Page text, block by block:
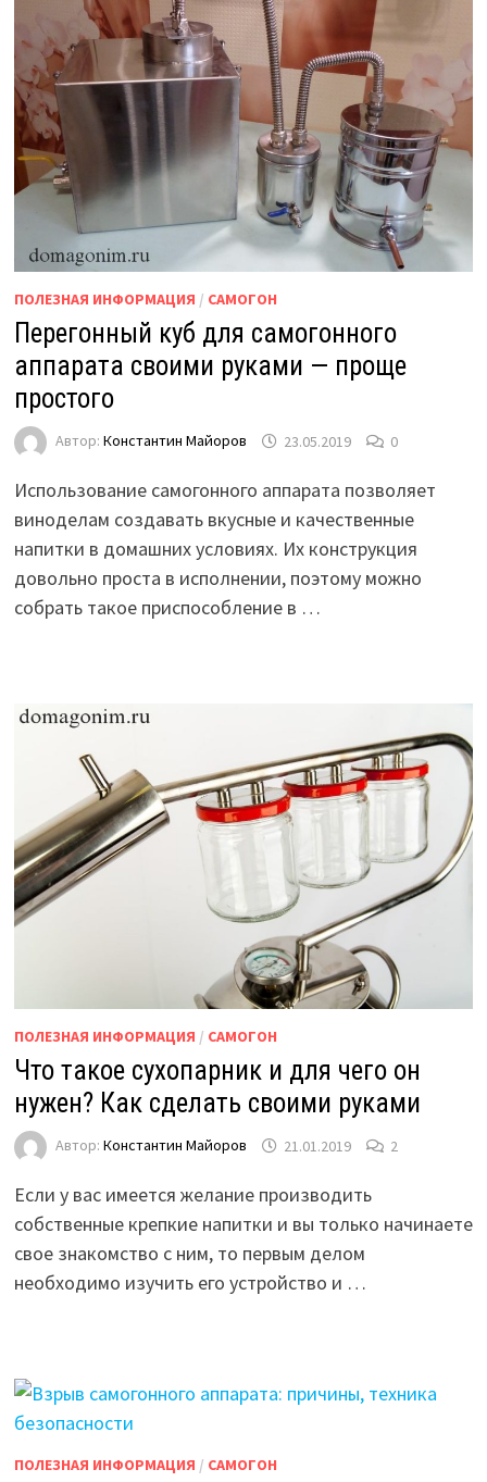
ПОЛЕЗНАЯ ИНФОРМАЦИЯ / САМОГОН
Перегонный куб для самогонного
аппарата своими руками — проще
простого
Автор: Константин Майоров 23.05.2019 0
Использование самогонного аппарата позволяет
виноделам создавать вкусные и качественные
напитки в домашних условиях. Их конструкция
довольно проста в исполнении, поэтому можно
собрать такое приспособление в …
ПОЛЕЗНАЯ ИНФОРМАЦИЯ / САМОГОН
Что такое сухопарник и для чего он
нужен? Как сделать своими руками
Автор: Константин Майоров 21.01.2019 2
Если у вас имеется желание производить
собственные крепкие напитки и вы только начинаете
свое знакомство с ним, то первым делом
необходимо изучить его устройство и …
ПОЛЕЗНАЯ ИНФОРМАЦИЯ / САМОГОН